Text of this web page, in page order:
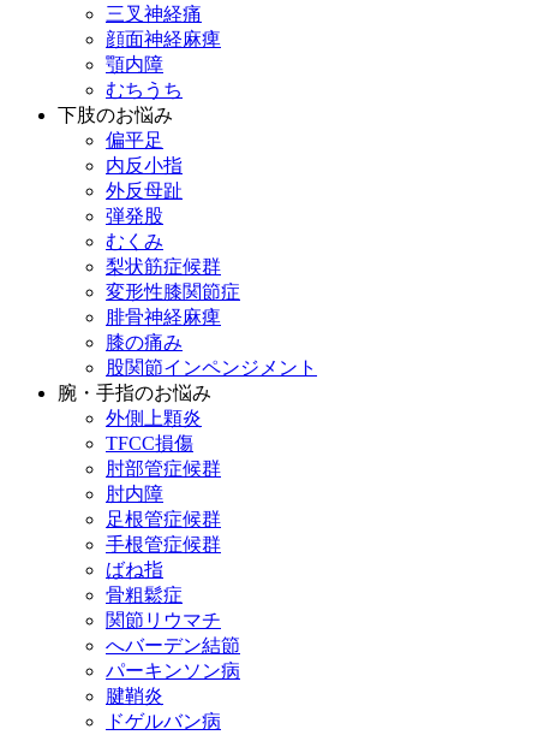
三叉神経痛
顔面神経麻痺
顎内障
むちうち
下肢のお悩み
偏平足
内反小指
外反母趾
弾発股
むくみ
梨状筋症候群
変形性膝関節症
腓骨神経麻痺
膝の痛み
股関節インペンジメント
腕・手指のお悩み
外側上顆炎
TFCC損傷
肘部管症候群
肘内障
足根管症候群
手根管症候群
ばね指
骨粗鬆症
関節リウマチ
へバーデン結節
パーキンソン病
腱鞘炎
ドゲルバン病